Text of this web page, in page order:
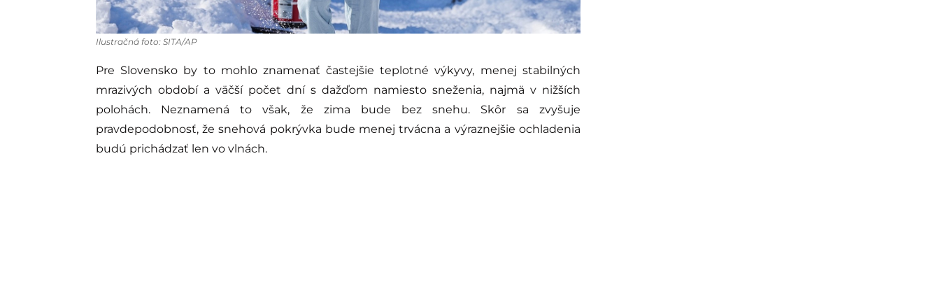
Ilustračná foto: SITA/AP
Pre Slovensko by to mohlo znamenať častejšie teplotné výkyvy, menej stabilných
mrazivých období a väčší počet dní s dažďom namiesto sneženia, najmä v nižších
polohách. Neznamená to však, že zima bude bez snehu. Skôr sa zvyšuje
pravdepodobnosť, že snehová pokrývka bude menej trvácna a výraznejšie ochladenia
budú prichádzať len vo vlnách.